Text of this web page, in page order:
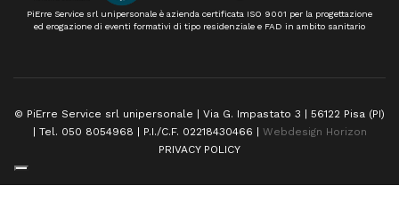
PiErre Service srl unipersonale è azienda certificata ISO 9001 per la progettazione
ed erogazione di eventi formativi di tipo residenziale e FAD in ambito sanitario
© PiErre Service srl unipersonale | Via G. Impastato 3 | 56122 Pisa (PI)
| Tel. 050 8054968 | P.I./C.F. 02218430466 | Webdesign Horizon
PRIVACY POLICY